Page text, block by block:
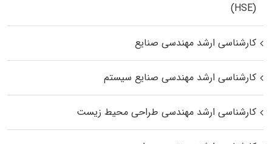
(HSE)
کارشناسی ارشد مهندسی صنایع
کارشناسی ارشد مهندسی صنایع سیستم
کارشناسی ارشد مهندسی طراحی محیط زیست